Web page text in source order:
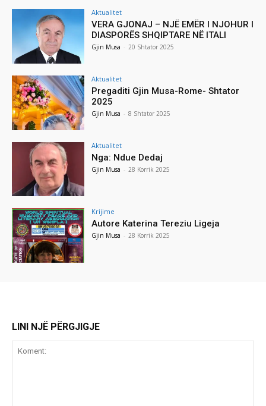
Aktualitet
VERA GJONAJ – NJË EMËR I NJOHUR I
DIASPORËS SHQIPTARE NË ITALI
Gjin Musa - 20 Shtator 2025
Aktualitet
Pregaditi Gjin Musa-Rome- Shtator
2025
Gjin Musa - 8 Shtator 2025
Aktualitet
Nga: Ndue Dedaj
Gjin Musa - 28 Korrik 2025
Krijime
Autore Katerina Tereziu Ligeja
Gjin Musa - 28 Korrik 2025
LINI NJË PËRGJIGJE